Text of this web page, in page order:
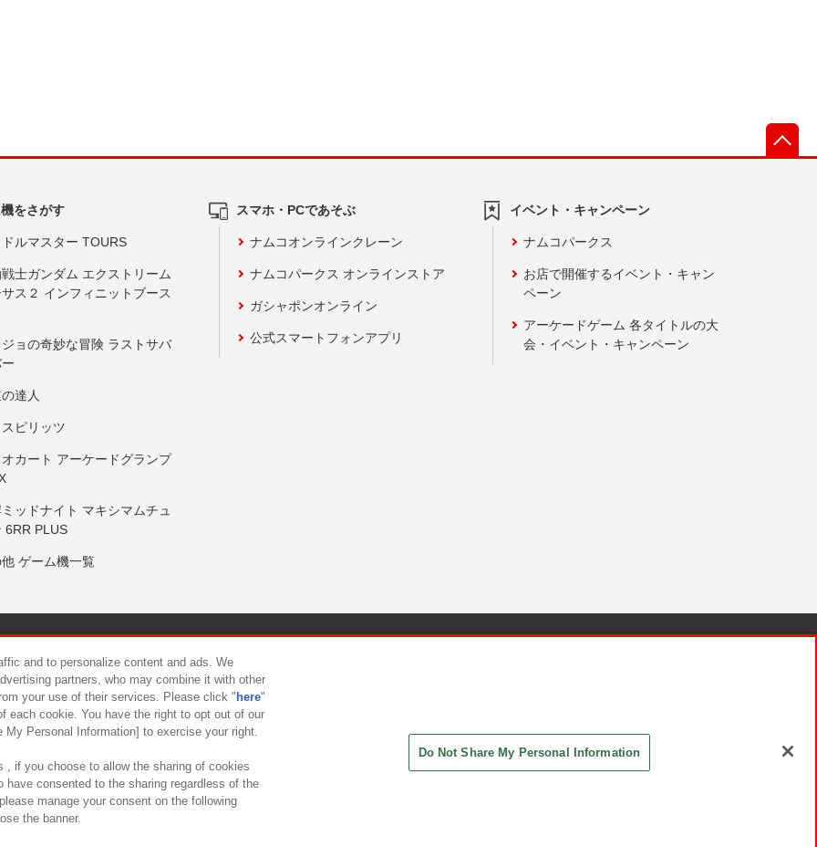
をさがす
ルマスター TOURS
士ガンダム エクストリーム
ス２ インフィニットブース
ョの奇妙な冒険 ラストサバ
達人
ピリッツ
カート アーケードグランプ
ッドナイト マキシマムチュ
6RR PLUS
ゲーム機一覧
スマホ・PCであそぶ
ナムコオンラインクレーン
ナムコパークス オンラインストア
ガシャポンオンライン
公式スマートフォンアプリ
イベント・キャンペーン
ナムコパークス
お店で開催するイベント・キャン
ペーン
アーケードゲーム 各タイトルの大
会・イベント・キャンペーン
について カスタマーハラスメント対応方針
and to personalize content and ads. We
partners, who may combine it with other
your use of their services. Please click " here"
each cookie. You have the right to opt out of our
Personal Information] to exercise your right.
, if you choose to allow the sharing of cookies
have consented to the sharing regardless of the
manage your consent on the following
the banner.
Do Not Share My Personal Information